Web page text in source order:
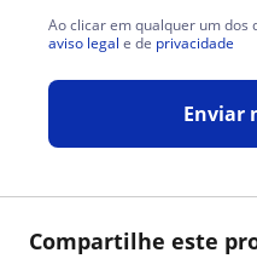
Compartilhe este
Ao clicar em qualquer um dos
aviso legal e de privacidade
Enviar